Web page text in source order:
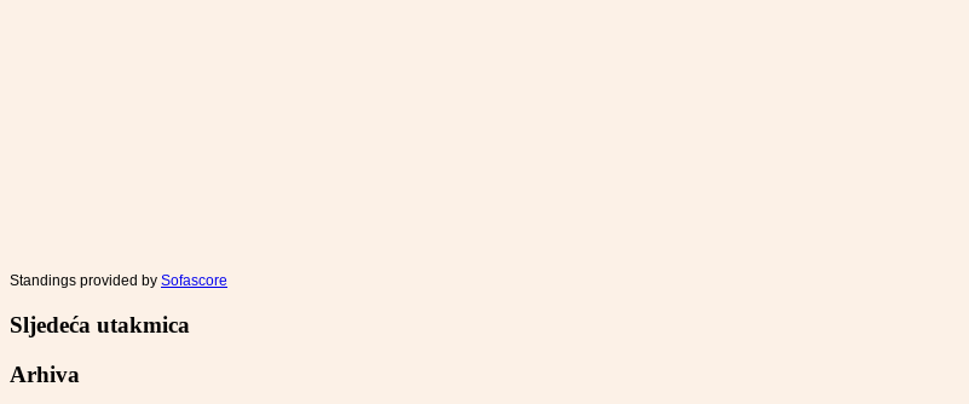
Standings provided by Sofascore
Sljedeća utakmica
Arhiva